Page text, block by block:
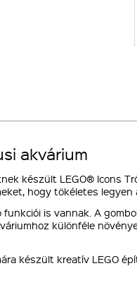
akvárium
készült LEGO® Icons
hogy tökéletes
is vannak. A
különféle
készült kreatív LEGO